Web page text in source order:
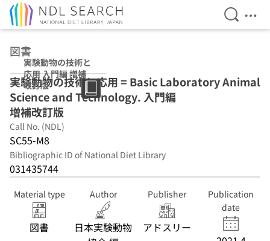
Open
図書
実験動物の技術と
応用 入門編 増補
改訂版
実験動物の技術と応用 = Basic Laboratory Animal
Science and Technology. 入門編
増補改訂版
Call No. (NDL)
SC55-M8
Bibliographic ID of National Diet Library
031435744
Material type
図書
Author
日本実験動物
Publisher
アドスリー
Publication
date